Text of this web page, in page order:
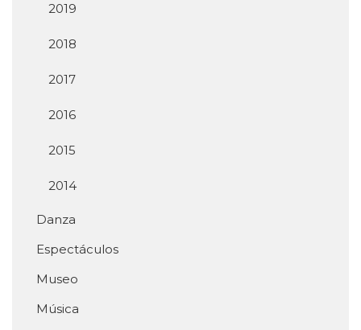
2019
2018
2017
2016
2015
2014
Danza
Espectáculos
Museo
Música